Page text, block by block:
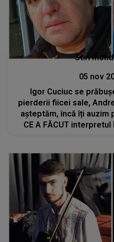
Stiri
05 nov
Igor Cuciuc se
pierderii fiicei sale,
așteptăm, încă îți auzim
CE A FĂCUT